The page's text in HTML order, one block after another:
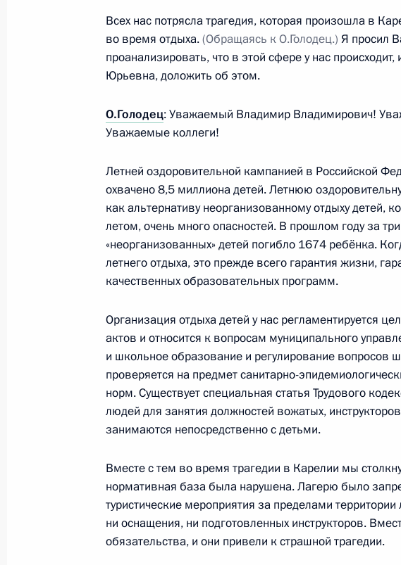
20 ноября 2015 года, 11:30
Совещание с членами Правительства
Совещание с членами Правительства
21 января 2015 года, 16:00
Перечень поручений по итогам заседания
совета оргкомитета чемпионата мира по футболу
Совещание с членами Правительства
3 октября 2014 года, 17:20
12 февраля 2014 года, 17:30
Совещание с членами Правительства
Всех нас потрясла трагедия, которая произошла в
во время отдыха.(Обращаясь к О.Голодец.) Я просил
проанализировать, что в этой сфере у нас
Юрьевна, доложить об этом.
О.Голодец: Уважаемый Владимир Владимирович!
Уважаемые коллеги!
Летней оздоровительной кампанией в Российской
охвачено 8,5 миллиона детей. Летнюю
как альтернативу неорганизованному отдыху детей,
летом, очень много опасностей. В прошлом году за
«неорганизованных» детей погибло 1674 ребёнка.
летнего отдыха, это прежде всего гарантия жизни,
качественных образовательных программ.
Организация отдыха детей у нас регламентируется
актов и относится к вопросам муниципального
и школьное образование и регулирование вопросов
проверяется на предмет санитарно-
норм. Существует специальная статья Трудового
людей для занятия должностей вожатых,
занимаются непосредственно с детьми.
Вместе с тем во время трагедии в Карелии мы
нормативная база была нарушена. Лагерю было
туристические мероприятия за пределами
ни оснащения, ни подготовленных инструкторов.
обязательства, и они привели к страшной трагедии.